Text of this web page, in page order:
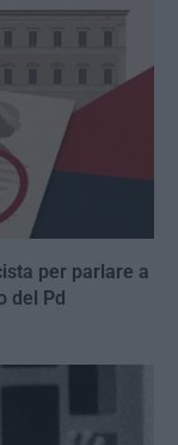
per parlare a
del Pd